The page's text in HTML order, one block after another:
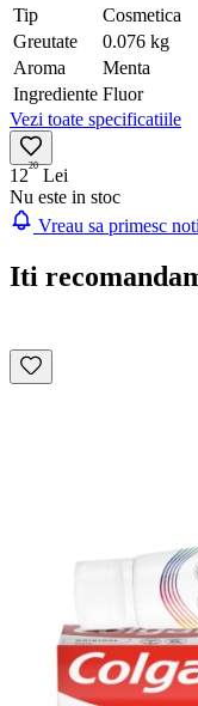
Tip
Cosmetica
Greutate
0.076 kg
Aroma
Menta
Ingrediente Fluor
Vezi toate specificatiile
1220 Lei
Nu este in stoc
Vreau sa primesc
Iti